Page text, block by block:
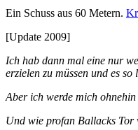
Ein Schuss aus 60 Metern.
[Update 2009]
Ich hab dann mal eine nur
erzielen zu müssen und es
Aber ich werde mich ohnehin
Und wie profan Ballacks